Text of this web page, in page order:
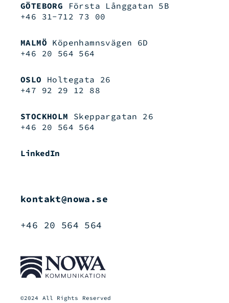
kontakt@nowa.se
+46 20 564 564
©2024 All Rights Reserved
GÖTEBORG
Första Långgatan 5B
+46 31-712 73 00
MALMÖ Köpenhamnsvägen 6D
+46 20 564 564
OSLO Holtegata 26
+47 92 29 12 88
STOCKHOLM Skeppargatan 26
+46 20 564 564
LinkedIn